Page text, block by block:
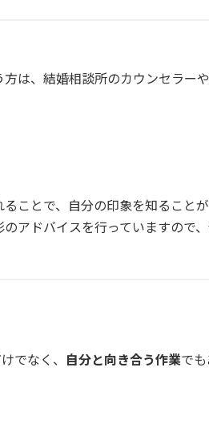
は、結婚相談所のカウンセラー
ことで、自分の印象を知ることが
アドバイスを行っていますので
でなく、
自分と向き合う作業でも